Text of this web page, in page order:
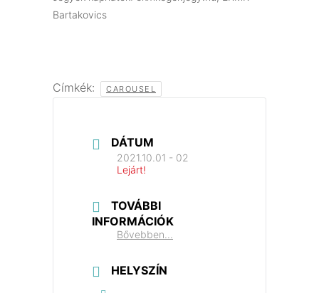
Bartakovics
Címkék: CAROUSEL
DÁTUM
2021.10.01 - 02
Lejárt!
TOVÁBBI
INFORMÁCIÓK
Bővebben...
HELYSZÍN